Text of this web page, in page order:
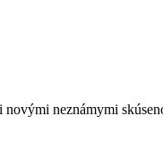
novými neznámymi